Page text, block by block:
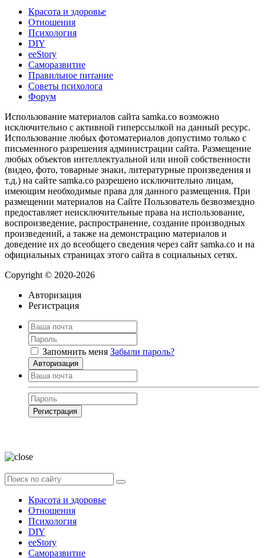
Красота и здоровье
Отношения
Психология
DIY
ееStory
Саморазвитие
Правильное питание
Советы психолога
Форум
Использование материалов сайта samka.co возможно
исключительно с активной гиперссылкой на данный ресурс.
Использование любых фотоматериалов допустимо только с
письменного разрешения администрации сайта. Размещение
любых объектов интеллектуальной или иной собственности
(видео, фото, товарные знаки, литературные произведения и
т.д.) на сайте samka.co разрешено исключительно лицам,
имеющим необходимые права для данного размещения. При
размещении материалов на Сайте Пользователь безвозмездно
предоставляет неисключительные права на использование,
воспроизведение, распространение, создание производных
произведений, а также на демонстрацию материалов и
доведение их до всеобщего сведения через сайт samka.co и на
официальных страницах этого сайта в социальных сетях.
Copyright © 2020-2026
Авторизация
Регистрация
Запомнить меня Забыли пароль?
Авторизация
Регистрация
Красота и здоровье
Отношения
Психология
DIY
ееStory
Саморазвитие